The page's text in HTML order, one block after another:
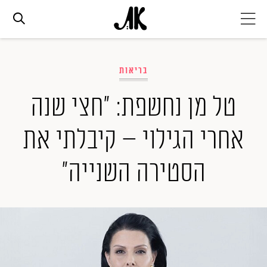
אופנה
ביוטי
סלבס
ערוצים נוספים
המגזין
בריאות
טל מן נחשפת: "חצי שנה
אחרי הגילוי – קיבלתי את
הסטירה השנייה"